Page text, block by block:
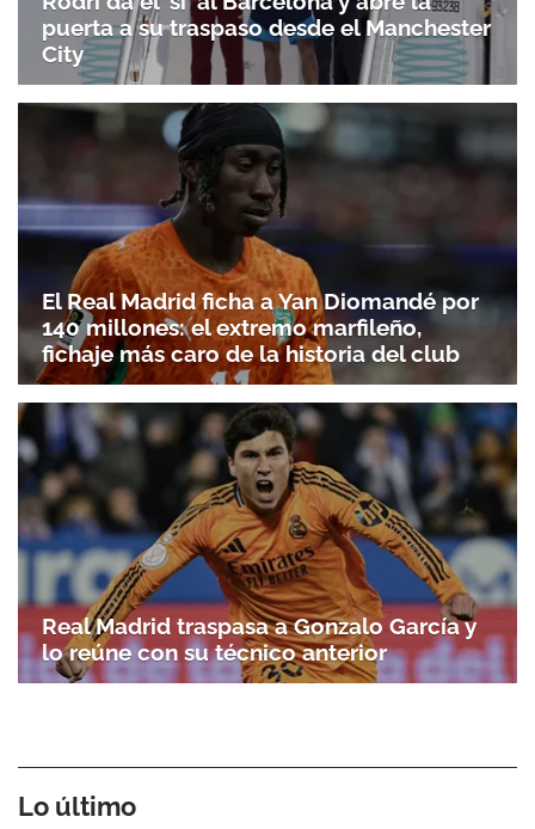
puerta a su traspaso desde el Manchester
City
El Real Madrid ficha a Yan Diomandé por
140 millones: el extremo marfileño,
fichaje más caro de la historia del club
Real Madrid traspasa a Gonzalo García y
lo reúne con su técnico anterior
Lo último